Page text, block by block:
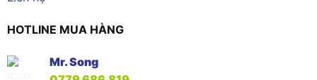
HOTLINE MUA HÀNG
Mr. Song